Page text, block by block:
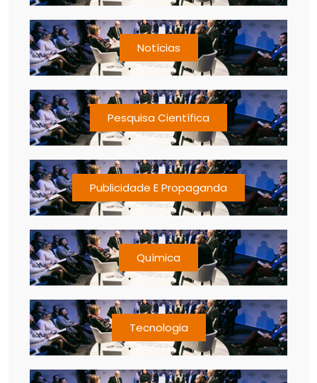
Notícias
Pesquisa Científica
Publicidade E Propaganda
Química
Tecnologia